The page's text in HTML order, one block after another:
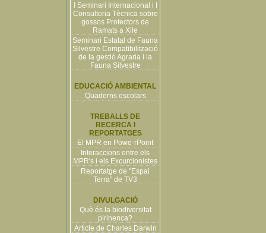
I Seminari Internacional i I
Consultoria Tècnica sobre
gossos Protectors de
Ramats a Xile
Seminari Estatal de Fauna
Silvestre Compatibilització
de la gestió Agraria i la
Fauna Silvestre
EDUCACIÓ AMBIENTAL
Quaderns escolars
TREBALLS DE
RECERCA I
REPORTATGES
El MPR en Powe-rPoint
Interaccions entre els
MPR's i els Excurcionistes
Reportatge de "Espai
Terra" de TV3
DIVULGACIÓ
Què és la biodiversitat
pirinenca?
Article de Charles Darwin